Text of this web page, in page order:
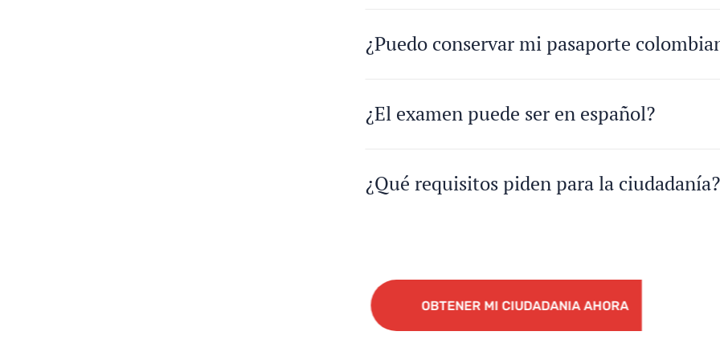
¿Puedo conservar mi pasaporte
¿El examen puede ser en español?
¿Qué requisitos piden para la ciudadanía?
OBTENER MI CIUDADANIA AHORA